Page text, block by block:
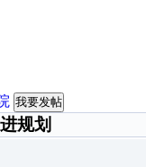
我要发帖
规划